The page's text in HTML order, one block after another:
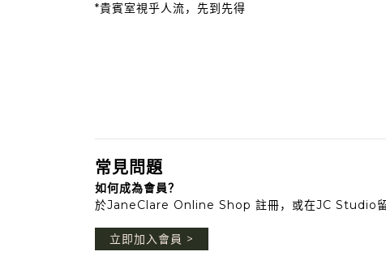
*貴賓室視乎人流，先到先得
常見問題
如何成為會員？
於JaneClare Online Shop 註冊，或在JC Studio留
立即加入會員 >